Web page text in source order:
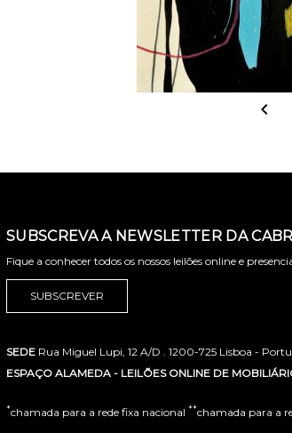
chevron_left
SUBSCREVA A NEWSLETTER DA
Fique a conhecer todos os nossos leilões online e
SUBSCREVER
SEDE Rua Miguel Lupi, 12 A/D . 1200-725 Lisboa -
ESPAÇO ALAMEDA - LEILÕES ONLINE DE
*chamada para a rede fixa nacional **chamada para a